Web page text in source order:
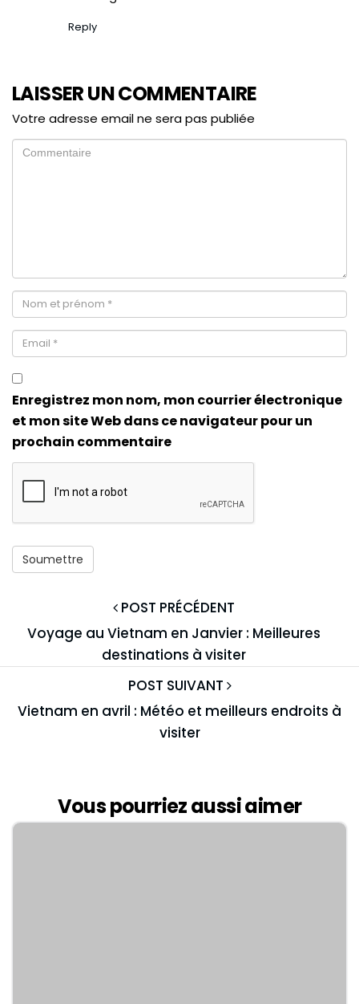
Reply
LAISSER UN COMMENTAIRE
Votre adresse email ne sera pas publiée
Enregistrez mon nom, mon courrier électronique
et mon site Web dans ce navigateur pour un
prochain commentaire
POST PRÉCÉDENT
Voyage au Vietnam en Janvier : Meilleures
destinations à visiter
POST SUIVANT
Vietnam en avril : Météo et meilleurs endroits à
visiter
Vous pourriez aussi aimer